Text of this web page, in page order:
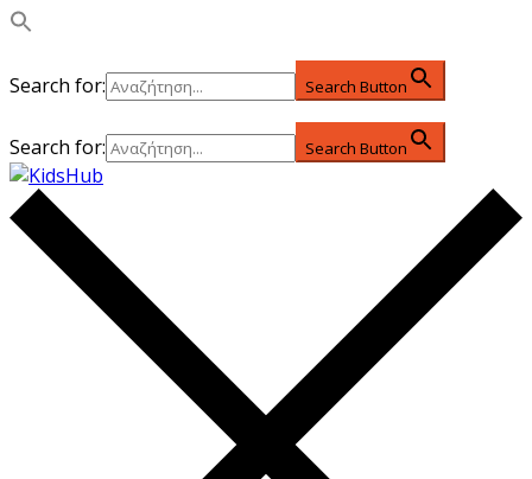
Search for: Search Button
Search for: Search Button